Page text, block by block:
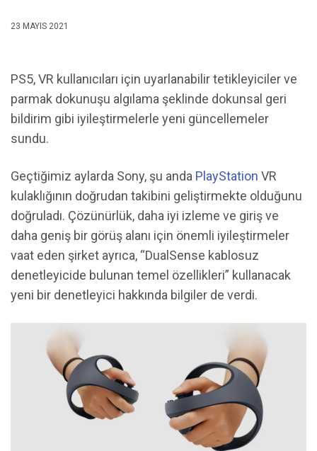
23 MAYIS 2021
PS5, VR kullanıcıları için uyarlanabilir tetikleyiciler ve
parmak dokunuşu algılama şeklinde dokunsal geri
bildirim gibi iyileştirmelerle yeni güncellemeler
sundu.
Geçtiğimiz aylarda Sony, şu anda PlayStation VR
kulaklığının doğrudan takibini geliştirmekte olduğunu
doğruladı. Çözünürlük, daha iyi izleme ve giriş ve
daha geniş bir görüş alanı için önemli iyileştirmeler
vaat eden şirket ayrıca, “DualSense kablosuz
denetleyicide bulunan temel özellikleri” kullanacak
yeni bir denetleyici hakkında bilgiler de verdi.